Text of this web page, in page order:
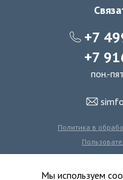
+7
+7
пон.-
Политика в
Политика
Мы используем